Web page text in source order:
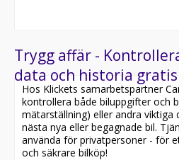
Trygg affär -
data och historia gratis
Hos Klickets samarbetspartner
kontrollera både biluppgifter och
mätarställning) eller andra viktiga
nästa nya eller begagnade bil.
använda för privatpersoner - för
och säkrare bilköp!